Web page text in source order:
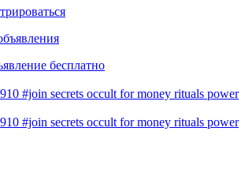
бесплатно
#join secrets occult for money rituals power
#join secrets occult for money rituals power